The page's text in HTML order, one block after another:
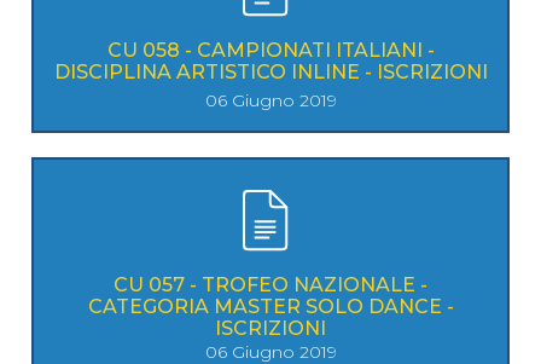
CU 058 - CAMPIONATI ITALIANI -
DISCIPLINA ARTISTICO INLINE - ISCRIZIONI
06 Giugno 2019
CU 057 - TROFEO NAZIONALE -
CATEGORIA MASTER SOLO DANCE -
ISCRIZIONI
06 Giugno 2019